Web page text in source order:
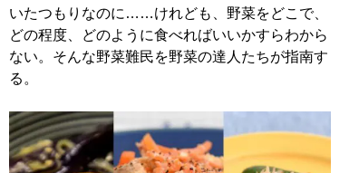
いたつもりなのに……けれども、野菜をどこで、
どの程度、どのように食べればいいかすらわから
ない。そんな野菜難民を野菜の達人たちが指南す
る。